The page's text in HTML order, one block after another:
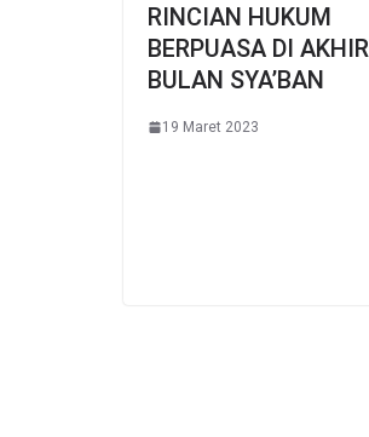
RINCIAN HUKUM
BERPUASA DI AKHIR
BULAN SYA’BAN
19 Maret 2023